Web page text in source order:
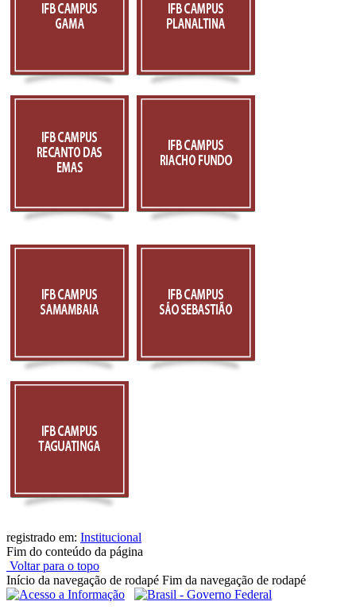
registrado em: Institucional
Fim do conteúdo da página
Voltar para o topo
Início da navegação de rodapé Fim da navegação de rodapé